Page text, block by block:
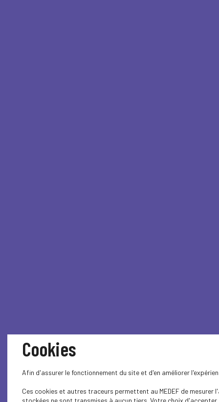
Cookies
Afin d'assurer le fonctionnement du site et d'en améliorer
Ces cookies et autres traceurs permettent au MEDEF de
stockées ne sont transmises à aucun tiers. Votre choix